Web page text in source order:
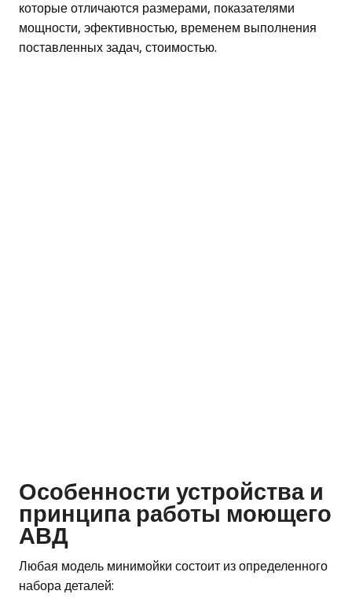
которые отличаются размерами, показателями
мощности, эфективностью, временем выполнения
поставленных задач, стоимостью.
Особенности устройства и
принципа работы моющего
АВД
Любая модель минимойки состоит из определенного
набора деталей: